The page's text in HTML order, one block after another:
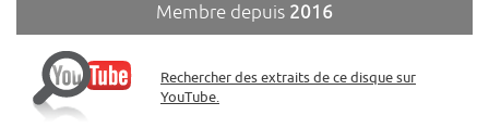
Membre depuis 2016
Rechercher des extraits de ce disque sur
YouTube.